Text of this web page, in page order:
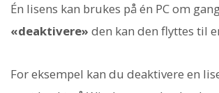
Én lisens kan brukes på én PC om
«deaktivere» den kan den flyttes til
For eksempel kan du deaktivere en